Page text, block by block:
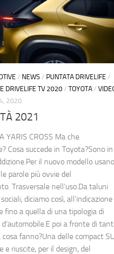
/ NEWS / PUNTATA DRIVELIFE /
DRIVELIFE TV 2020/ TOYOTA/
2020
2021
YARIS CROSS Ma che
Cosa succede in Toyota?Sono in
il nuovo modello usano
parole più ovvie del
Trasversale nell’uso.Da taluni
diciamo così, all’indicazione
fino a quella di una tipologia di
poi a fronte di
fanno?Una delle compact
e riuscite, per il design, del